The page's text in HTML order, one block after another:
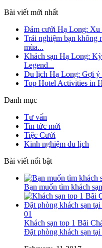
Bài viết mới nhất
Đám cưới Hạ Long: Xu
Trải nghiệm bạn không
mùa...
Khách sạn Hạ Long:
Legend...
Du lịch Hạ Long: Gợi ý
Top Hotel Activities in
Danh mục
Tư vấn
Tin tức mới
Tiệc Cưới
Kinh nghiệm du lịch
Bài viết nổi bật
Bạn muốn tìm khách
01
Khách sạn top 1 Bãi
Đặt phòng khách sạn